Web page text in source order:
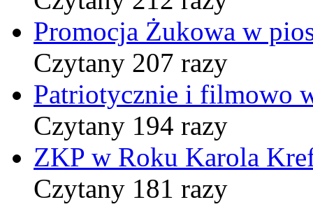
Promocja Żukowa w
Czytany 207 razy
Patriotycznie i filmowo
Czytany 194 razy
ZKP w Roku Karola
Czytany 181 razy